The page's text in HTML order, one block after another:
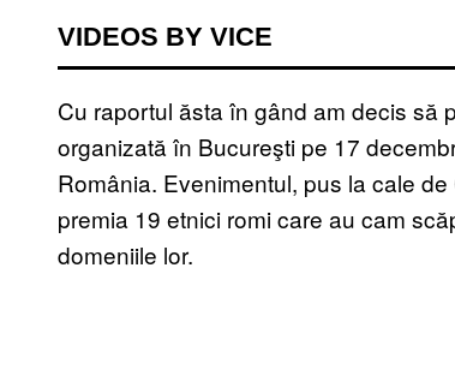
VIDEOS BY VICE
Cu raportul ăsta în gând am decis să
organizată în Bucureşti pe 17
România. Evenimentul, pus la cale
premia 19 etnici romi care au cam
domeniile lor.